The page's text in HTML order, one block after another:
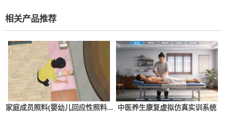
相关产品推荐
家庭成员照料(婴幼儿回应性照料... 中医养生康复虚拟仿真实训系统